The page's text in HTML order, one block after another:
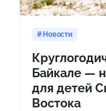
Новости
Байкале —
для детей
Востока